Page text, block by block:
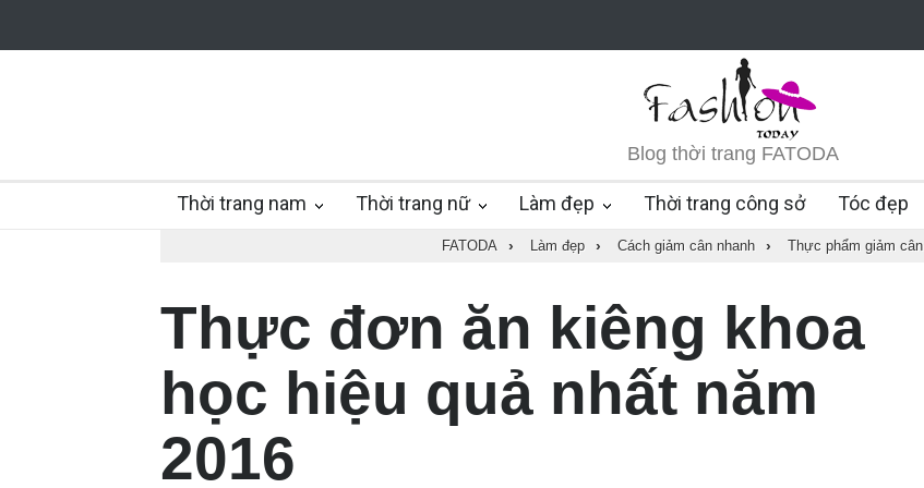
Blog thời trang FATODA
Thời trang nam Thời trang nữ Làm đẹp Thời trang công sở Tóc đẹp
FATODA › Làm đẹp › Cách giảm cân nhanh › Thực phẩm giảm cân
Thực đơn ăn kiêng khoa
học hiệu quả nhất năm
2016